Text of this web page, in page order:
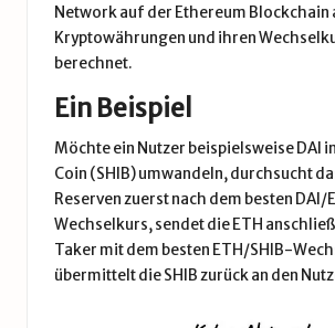
Network auf der Ethereum Blockchain
Kryptowährungen und ihren
berechnet.
Ein Beispiel
Möchte ein Nutzer beispielsweise DAI
Coin (SHIB) umwandeln, durchsucht
Reserven zuerst nach dem besten DAI/
Wechselkurs, sendet die ETH
Taker mit dem besten ETH/SHIB-
übermittelt die SHIB zurück an den